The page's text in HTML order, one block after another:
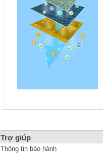
Trợ giúp
Thông tin bảo hành